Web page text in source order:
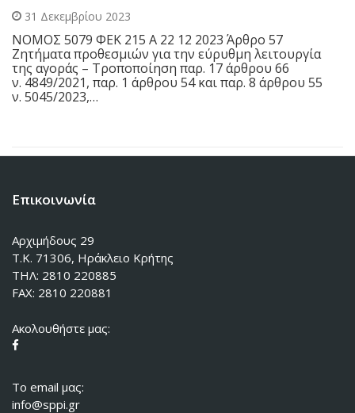
31 Δεκεμβρίου 2023
ΝΟΜΟΣ 5079 ΦΕΚ 215 Α 22 12 2023 Άρθρο 57
Ζητήματα προθεσμιών για την εύρυθμη λειτουργία
της αγοράς – Τροποποίηση παρ. 17 άρθρου 66
ν. 4849/2021, παρ. 1 άρθρου 54 και παρ. 8 άρθρου 55
ν. 5045/2023,…
Επικοινωνία
Αρχιμήδους 29
Τ.Κ. 71306, Ηράκλειο Κρήτης
ΤΗΛ: 2810 220885
FAX: 2810 220881
Ακολουθήστε μας:
To email μας:
info@sppi.gr